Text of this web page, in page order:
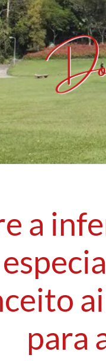
a
para